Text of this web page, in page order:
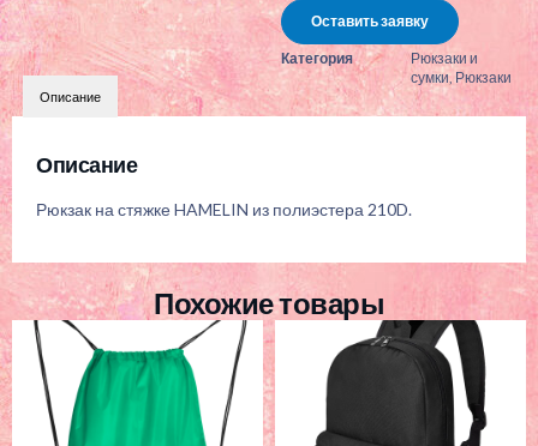
Оставить заявку
Категория
Рюкзаки и
сумки, Рюкзаки
Описание
Описание
Рюкзак на стяжке HAMELIN из полиэстера 210D.
Похожие товары